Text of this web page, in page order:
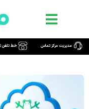
محتوامدیریت مرکز تماس خط تلفن